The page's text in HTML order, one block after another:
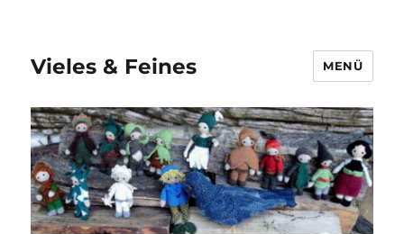
Vieles & Feines MENÜ